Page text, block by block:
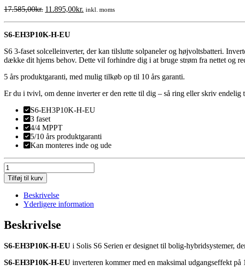
17.585,00kr. Den
var:
11.895,00kr. Den
inkl. moms
S6-EH3P10K-H-EU
S6 3-faset solcelleinverter, der kan tilslutte solpaneler og højvoltsbatteri.
dække dit hjems behov. Dette vil forhindre dig i at bruge strøm fra nettet og
5 års produktgaranti, med mulig tilkøb op til 10 års garanti.
Er du i tvivl, om denne inverter er den rette til dig – så ring eller skriv endelig
S6-EH3P10K-H-EU
3 faset
4/4 MPPT
5/10 års produktgaranti
Kan monteres inde og ude
Solis
inverter
10
hybrid
Tilføj til kurv
Beskrivelse
Yderligere information
Beskrivelse
S6-EH3P10K-H-EU i Solis S6 Serien er designet til bolig-hybridsystemer,
S6-EH3P10K-H-EU inverteren kommer med en maksimal udgangseffekt